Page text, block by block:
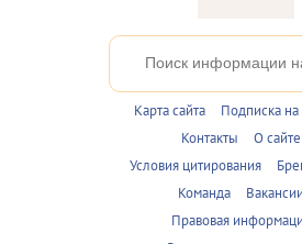
Карта сайта
Подписка
Контакты
О сайте
Условия цитирования
Команда
Вакансии
Правовая